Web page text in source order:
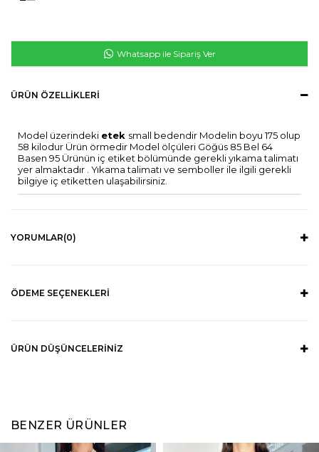
Whatsapp ile Sipariş Ver
ÜRÜN ÖZELLIKLERI
Model üzerindeki etek small bedendir Modelin boyu 175 olup
58 kilodur Ürün örmedir Model ölçüleri Göğüs 85 Bel 64
Basen 95 Ürünün iç etiket bölümünde gerekli yıkama talimatı
yer almaktadır . Yıkama talimatı ve semboller ile ilgili gerekli
bilgiye iç etiketten ulaşabilirsiniz.
YORUMLAR(0)
ÖDEME SEÇENEKLERI
ÜRÜN DÜŞÜNCELERINIZ
BENZER ÜRÜNLER